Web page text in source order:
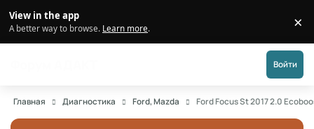
View in the app
A better way to browse. Learn more. ×
Войти
Главная Диагностика Ford, Mazda Ford Focus St 2017 2.0